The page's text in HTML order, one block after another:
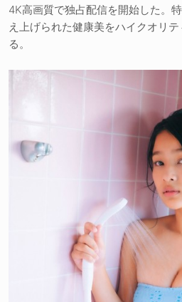
4K高画質で独占配信を開始した。
え上げられた健康美をハイクオリ
る。